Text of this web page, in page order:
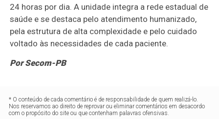
24 horas por dia. A unidade integra a rede estadual de
saúde e se destaca pelo atendimento humanizado,
pela estrutura de alta complexidade e pelo cuidado
voltado às necessidades de cada paciente.
Por Secom-PB
* O conteúdo de cada comentário é de responsabilidade de quem realizá-lo.
Nos reservamos ao direito de reprovar ou eliminar comentários em desacordo
com o propósito do site ou que contenham palavras ofensivas.